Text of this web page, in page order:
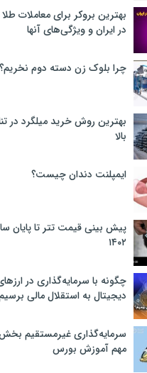
بهترین بروکر برای معاملات طلا
در ایران و ویژگی‌های آنها
چرا بلوک زن دسته دوم نخریم؟
بهترین روش خرید میلگرد در
بالا
ایمپلنت دندان چیست؟
پیش بینی قیمت تتر تا پایان
۱۴۰۲
چگونه با سرمایه‌گذاری در
دیجیتال به استقلال مالی
سرمایه‌گذاری غیرمستقیم
مهم آموزش بورس